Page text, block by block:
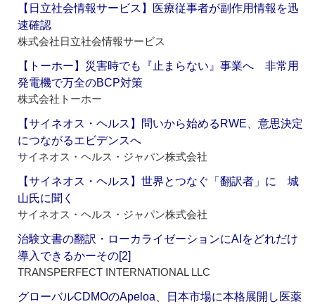
【日立社会情報サービス】医療従事者が副作用情報を迅
速確認
株式会社日立社会情報サービス
【トーホー】災害時でも『止まらない』事業へ 非常用
発電機で万全のBCP対策
株式会社トーホー
【サイネオス・ヘルス】問いから始めるRWE、意思決定
につながるエビデンスへ
サイネオス・ヘルス・ジャパン株式会社
【サイネオス・ヘルス】世界とつなぐ「翻訳者」に 城
山氏に聞く
サイネオス・ヘルス・ジャパン株式会社
治験文書の翻訳・ローカライゼーションにAIをどれだけ
導入できるかーその[2]
TRANSPERFECT INTERNATIONAL LLC
グローバルCDMOのApeloa、日本市場に本格展開し医薬